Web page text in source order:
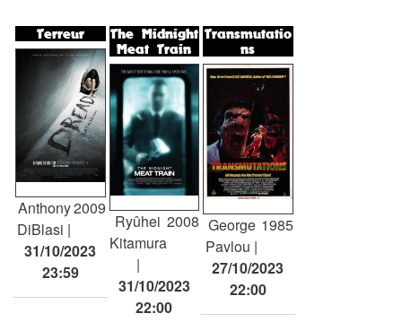
Terreur
Anthony
DiBlasi
2009
31/10/2023
23:59
The Midnight
Meat Train
Ryûhei
Kitamura
2008
31/10/2023
22:00
Transmutatio
ns
George
Pavlou
1985
27/10/2023
22:00